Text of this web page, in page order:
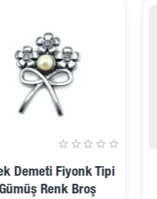
Demeti Fiyonk Tipi
Renk Broş